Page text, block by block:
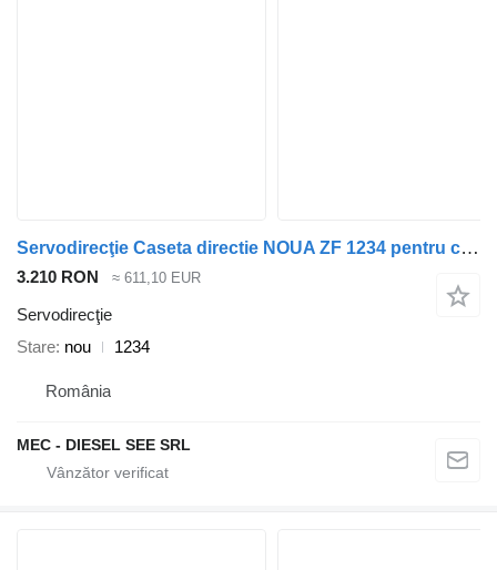
Servodirecţie Caseta directie NOUA ZF 1234 pentru camion Mercedes-Benz actros mp1 mp2 mp3 atego citaro
3.210 RON ≈ 611,10 EUR
Servodirecţie
Stare nou 1234
România
MEC - DIESEL SEE SRL